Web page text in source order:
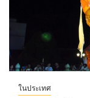
ในประเทศ